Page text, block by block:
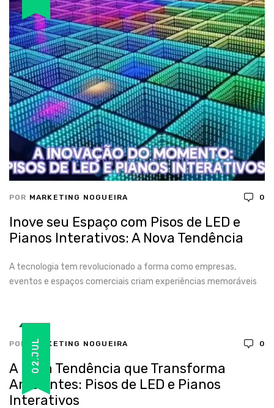
POR MARKETING NOGUEIRA 0
Inove seu Espaço com Pisos de LED e
Pianos Interativos: A Nova Tendência
A tecnologia tem revolucionado a forma como empresas,
eventos e espaços comerciais criam experiências memoráveis
02.JUL
POR MARKETING NOGUEIRA 0
A Nova Tendência que Transforma
Ambientes: Pisos de LED e Pianos
Interativos